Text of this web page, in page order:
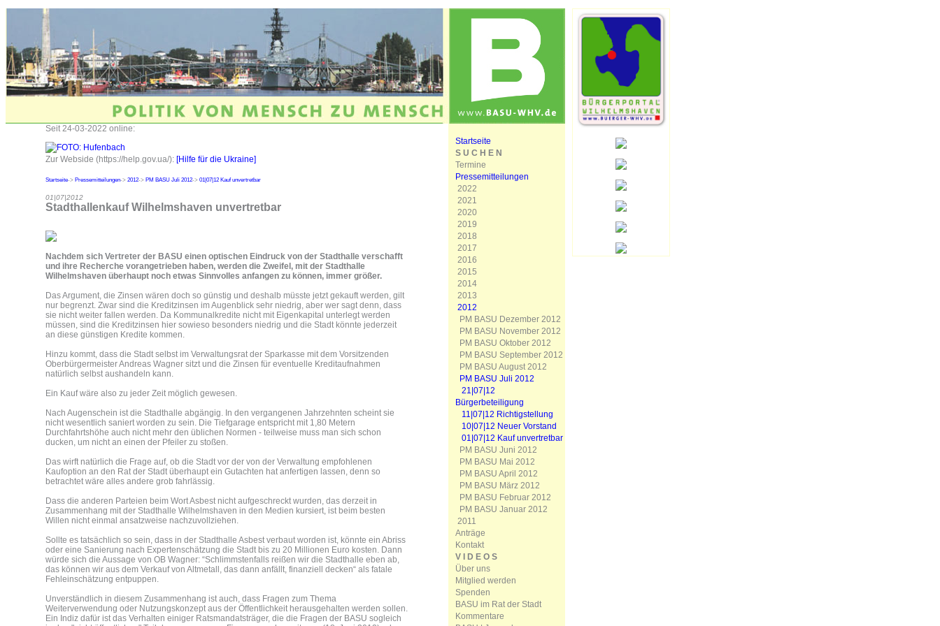
Seit 24-03-2022 online:
Zur Webside (https://help.gov.ua/): [Hilfe für die Ukraine]
Startseite-> Pressemitteilungen-> 2012-> PM BASU Juli 2012-> 01|07|12 Kauf unvertretbar
01|07|2012
Stadthallenkauf Wilhelmshaven unvertretbar
Nachdem sich Vertreter der BASU einen optischen Eindruck von der Stadthalle verschafft
und ihre Recherche vorangetrieben haben, werden die Zweifel, mit der Stadthalle
Wilhelmshaven überhaupt noch etwas Sinnvolles anfangen zu können, immer größer.
Das Argument, die Zinsen wären doch so günstig und deshalb müsste jetzt gekauft werden, gilt
nur begrenzt. Zwar sind die Kreditzinsen im Augenblick sehr niedrig, aber wer sagt denn, dass
sie nicht weiter fallen werden. Da Kommunalkredite nicht mit Eigenkapital unterlegt werden
müssen, sind die Kreditzinsen hier sowieso besonders niedrig und die Stadt könnte jederzeit
an diese günstigen Kredite kommen.
Hinzu kommt, dass die Stadt selbst im Verwaltungsrat der Sparkasse mit dem Vorsitzenden
Oberbürgermeister Andreas Wagner sitzt und die Zinsen für eventuelle Kreditaufnahmen
natürlich selbst aushandeln kann.
Ein Kauf wäre also zu jeder Zeit möglich gewesen.
Nach Augenschein ist die Stadthalle abgängig. In den vergangenen Jahrzehnten scheint sie
nicht wesentlich saniert worden zu sein. Die Tiefgarage entspricht mit 1,80 Metern
Durchfahrtshöhe auch nicht mehr den üblichen Normen - teilweise muss man sich schon
ducken, um nicht an einen der Pfeiler zu stoßen.
Das wirft natürlich die Frage auf, ob die Stadt vor der von der Verwaltung empfohlenen
Kaufoption an den Rat der Stadt überhaupt ein Gutachten hat anfertigen lassen, denn so
betrachtet wäre alles andere grob fahrlässig.
Dass die anderen Parteien beim Wort Asbest nicht aufgeschreckt wurden, das derzeit in
Zusammenhang mit der Stadthalle Wilhelmshaven in den Medien kursiert, ist beim besten
Willen nicht einmal ansatzweise nachzuvollziehen.
Sollte es tatsächlich so sein, dass in der Stadthalle Asbest verbaut worden ist, könnte ein Abriss
oder eine Sanierung nach Expertenschätzung die Stadt bis zu 20 Millionen Euro kosten. Dann
würde sich die Aussage von OB Wagner: “Schlimmstenfalls reißen wir die Stadthalle eben ab,
das können wir aus dem Verkauf von Altmetall, das dann anfällt, finanziell decken“ als fatale
Fehleinschätzung entpuppen.
Unverständlich in diesem Zusammenhang ist auch, dass Fragen zum Thema
Weiterverwendung oder Nutzungskonzept aus der Öffentlichkeit herausgehalten werden sollen.
Ein Indiz dafür ist das Verhalten einiger Ratsmandatsträger, die die Fragen der BASU sogleich
Startseite
S U C H E N
Termine
Pressemitteilungen
2022
2021
2020
2019
2018
2017
2016
2015
2014
2013
2012
PM BASU Dezember 2012
PM BASU November 2012
PM BASU Oktober 2012
PM BASU September 2012
PM BASU August 2012
PM BASU Juli 2012
21|07|12
Bürgerbeteiligung
11|07|12 Richtigstellung
10|07|12 Neuer Vorstand
01|07|12 Kauf unvertretbar
PM BASU Juni 2012
PM BASU Mai 2012
PM BASU April 2012
PM BASU März 2012
PM BASU Februar 2012
PM BASU Januar 2012
2011
Anträge
Kontakt
V I D E O S
Über uns
Mitglied werden
Spenden
BASU im Rat der Stadt
Kommentare